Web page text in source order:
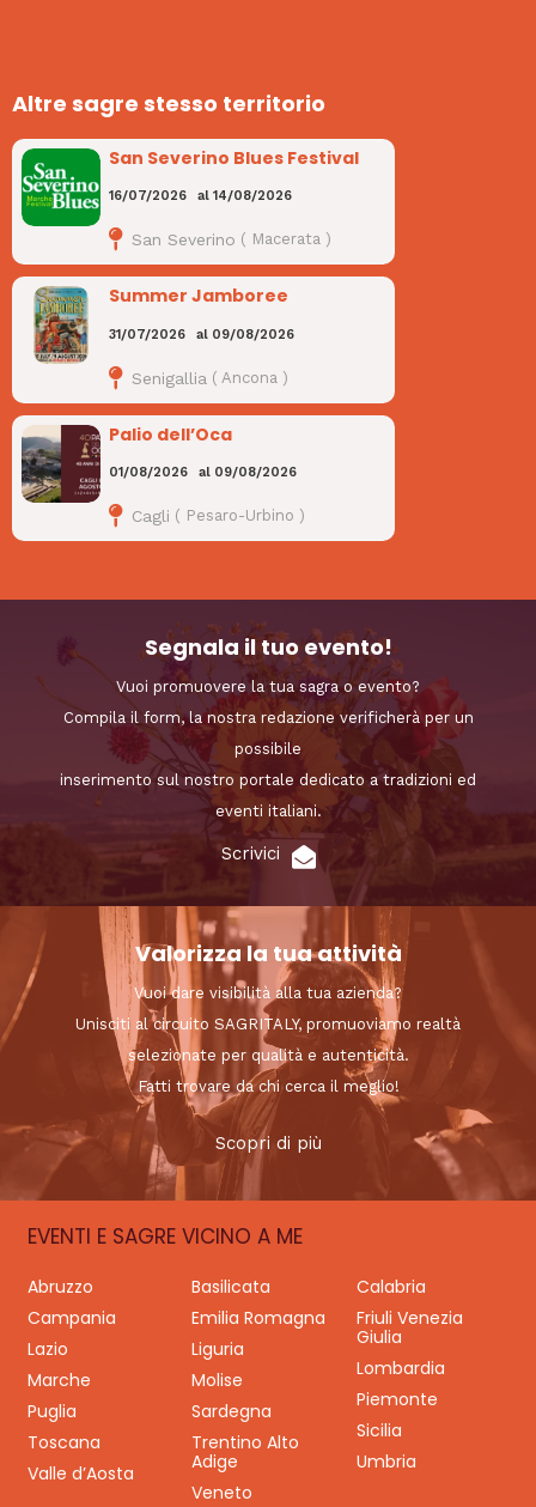
Altre sagre stesso territorio
San Severino Blues Festival
16/07/2026 al14/08/2026
San Severino ( Macerata )
Summer Jamboree
31/07/2026 al 09/08/2026
Senigallia ( Ancona )
Palio dell’Oca
01/08/2026 al 09/08/2026
Cagli ( Pesaro-Urbino )
Segnala il tuo evento!
Vuoi promuovere la tua sagra o evento?
Compila il form, la nostra redazione verificherà per un
possibile
inserimento sul nostro portale dedicato a tradizioni ed
eventi italiani.
Scrivici
Valorizza la tua attività
Vuoi dare visibilità alla tua azienda?
Unisciti al circuito SAGRITALY, promuoviamo realtà
selezionate per qualità e autenticità.
Fatti trovare da chi cerca il meglio!
Scopri di più
EVENTI E SAGRE VICINO A ME
Abruzzo Basilicata
Calabria
Campania
Emilia Romagna
Friuli Venezia
Giulia
Lazio
Liguria
Lombardia
Marche
Molise
Piemonte
Puglia
Sardegna
Sicilia
Toscana
Trentino Alto
Adige
Umbria
Valle d’Aosta
Veneto